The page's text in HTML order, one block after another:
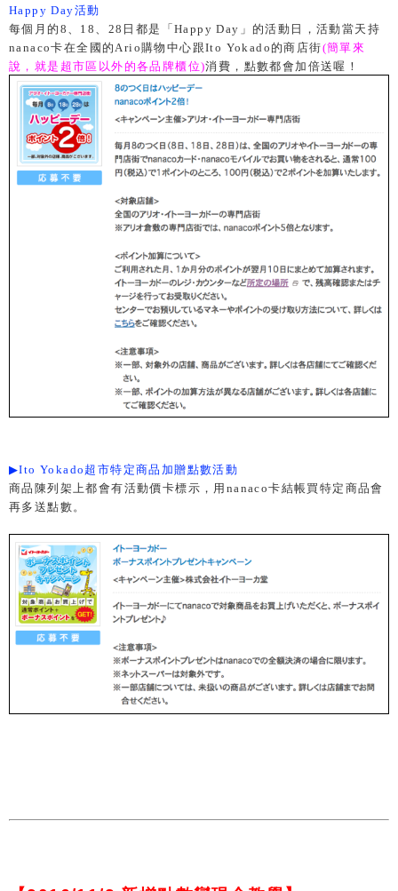
Happy Day活動
每個月的8、18、28日都是「Happy Day」的活動日，活動當天持
nanaco卡在全國的Ario購物中心跟Ito Yokado的商店街(簡單來
說，就是超市區以外的各品牌櫃位)消費，點數都會加倍送喔！
▶Ito Yokado 超市特定商品加贈點數活動
商品陳列架上都會有活動價卡標示，用nanaco卡結帳買特定商品會
再多送點數。